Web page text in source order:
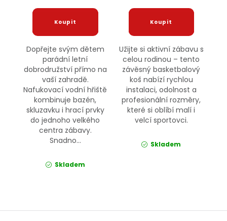
Dopřejte svým dětem
parádní letní
dobrodružství přímo na
vaší zahradě.
Nafukovací vodní hřiště
kombinuje bazén,
skluzavku i hrací prvky
do jednoho velkého
centra zábavy.
Snadno...
Skladem
Užijte si aktivní zábavu s
celou rodinou – tento
závěsný basketbalový
koš nabízí rychlou
instalaci, odolnost a
profesionální rozměry,
které si oblíbí malí i
velcí sportovci.
Skladem